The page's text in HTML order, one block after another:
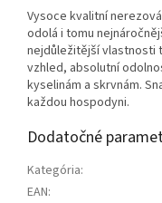
Vysoce kvalitní
odolá i tomu
nejdůležitější vlastnosti
vzhled, absolutní
kyselinám a skrvnám.
každou hospodyni.
Dodatočné
Kategória:
EAN: